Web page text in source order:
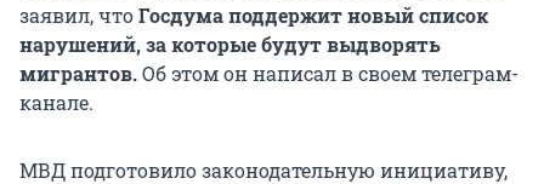
заявил, чтоГосдума поддержит новый список
нарушений, за которые будут выдворять
мигрантов.Об этом он написал в своем телеграм-
канале.
МВД подготовило законодательную инициативу,